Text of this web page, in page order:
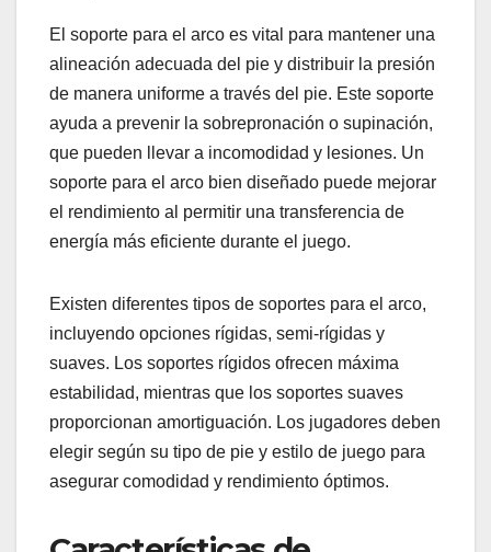
El soporte para el arco es vital para mantener una
alineación adecuada del pie y distribuir la presión
de manera uniforme a través del pie. Este soporte
ayuda a prevenir la sobrepronación o supinación,
que pueden llevar a incomodidad y lesiones. Un
soporte para el arco bien diseñado puede mejorar
el rendimiento al permitir una transferencia de
energía más eficiente durante el juego.
Existen diferentes tipos de soportes para el arco,
incluyendo opciones rígidas, semi-rígidas y
suaves. Los soportes rígidos ofrecen máxima
estabilidad, mientras que los soportes suaves
proporcionan amortiguación. Los jugadores deben
elegir según su tipo de pie y estilo de juego para
asegurar comodidad y rendimiento óptimos.